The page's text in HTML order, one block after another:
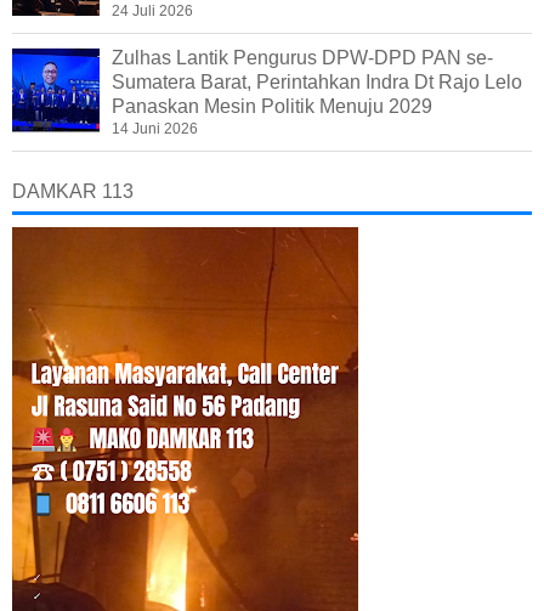
24 Juli 2026
Zulhas Lantik Pengurus DPW-DPD PAN se-
Sumatera Barat, Perintahkan Indra Dt Rajo Lelo
Panaskan Mesin Politik Menuju 2029
14 Juni 2026
DAMKAR 113